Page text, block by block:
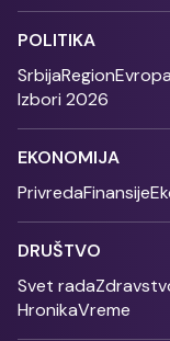
POLITIKA
SrbijaRegionEvropa
Izbori 2026
EKONOMIJA
PrivredaFinansije
DRUŠTVO
Svet rada
HronikaVreme